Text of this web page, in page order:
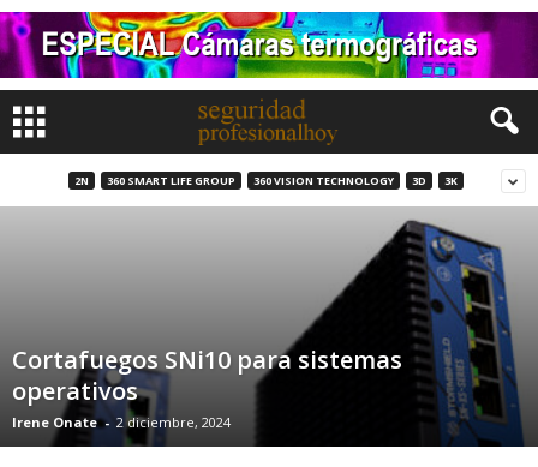
2N 360 SMART LIFE GROUP 360 VISION TECHNOLOGY 3D 3K
Cortafuegos SNi10 para sistemas
operativos
Irene Onate - 2 diciembre, 2024